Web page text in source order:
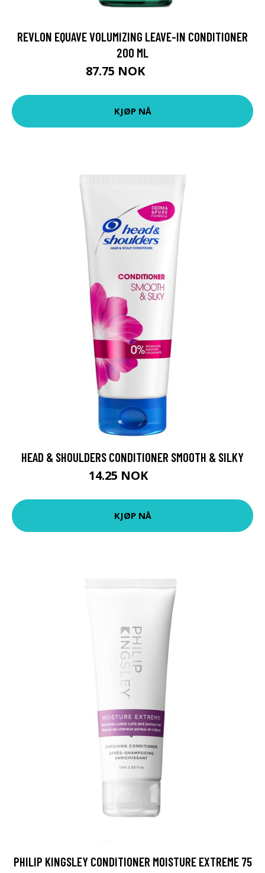
REVLON EQUAVE VOLUMIZING LEAVE-IN CONDITIONER
200 ML
87.75 NOK
KJØP NÅ
HEAD & SHOULDERS CONDITIONER SMOOTH & SILKY
14.25 NOK
KJØP NÅ
PHILIP KINGSLEY CONDITIONER MOISTURE EXTREME 75